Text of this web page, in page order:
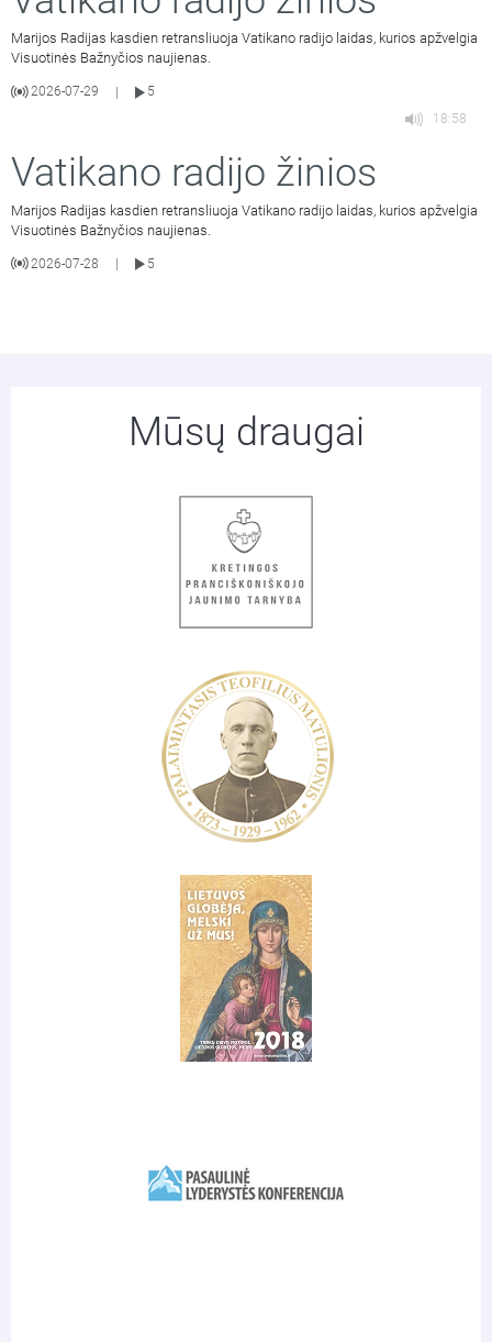
Marijos Radijas kasdien retransliuoja Vatikano radijo laidas, kurios apžvelgia
Visuotinės Bažnyčios naujienas.
2026-07-29
5
18:58
Vatikano radijo žinios
Marijos Radijas kasdien retransliuoja Vatikano radijo laidas, kurios apžvelgia
Visuotinės Bažnyčios naujienas.
2026-07-28 5
Mūsų draugai